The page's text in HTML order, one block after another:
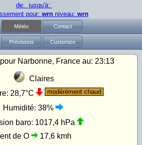
de: jusqu'à:
pour: wrnniveau: wrn
Météo Contact
Prévisions Customize
Narbonne, France au: 23:13
Claires
28,7°C modérément chaud
Humidité: 38%
baro: 1017,4 hPa
de O
17,6 kmh